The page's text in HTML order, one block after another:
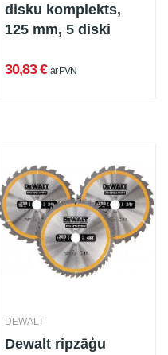
disku komplekts,
125 mm, 5 diski
30,83 € ar PVN
DEWALT
Dewalt ripzāģu